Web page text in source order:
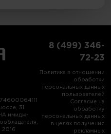
31
имидж-
8 (499) 346-
72-23
Политика в отношении
обработки
персональных данных
пользователей
Согласие на
обработку
персональных данных
в целях получения
рекламных